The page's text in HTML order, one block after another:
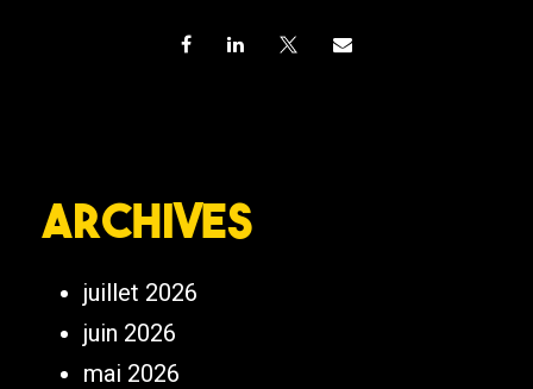
Archives
juillet 2026
juin 2026
mai 2026